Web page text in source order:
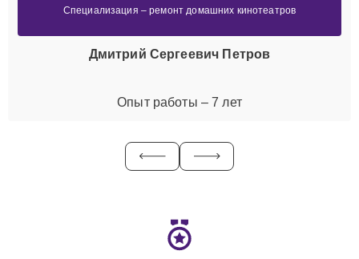
Специализация – ремонт домашних кинотеатров
Дмитрий Сергеевич Петров
Опыт работы – 7 лет